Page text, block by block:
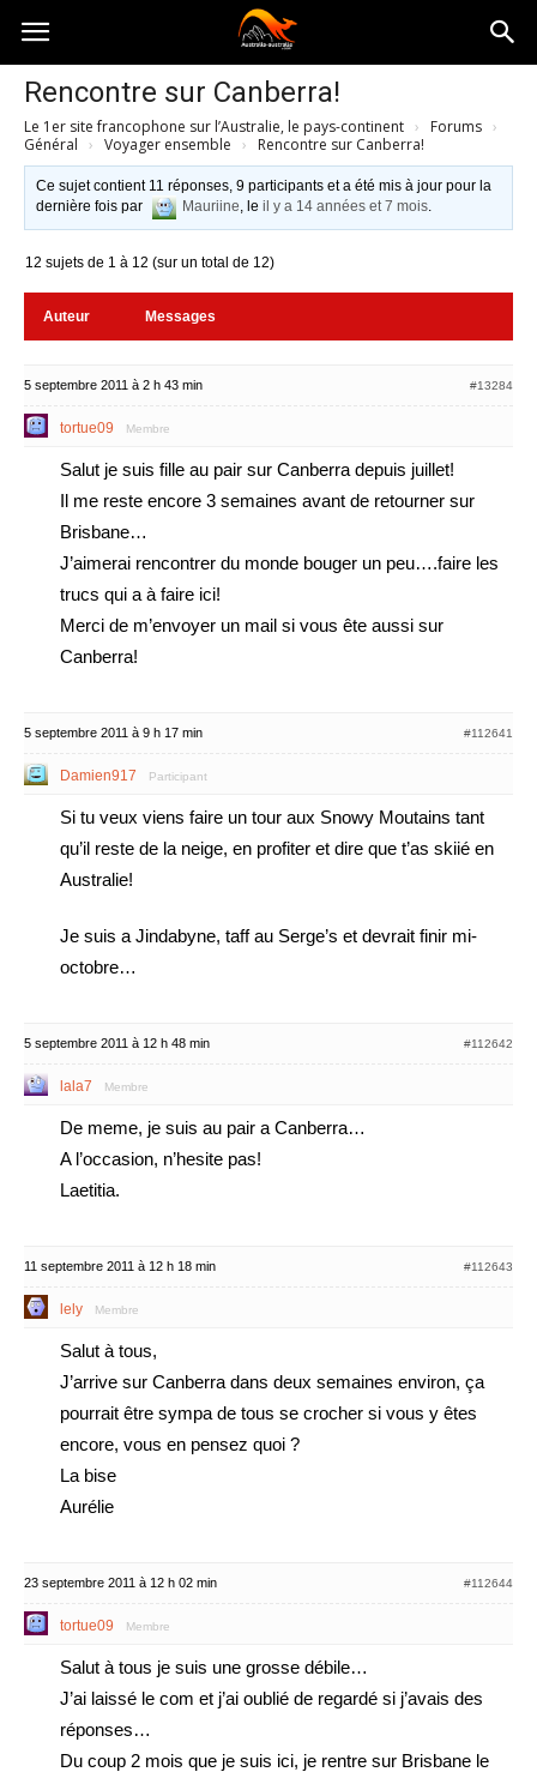
Australia-
australie.com
Rencontre sur Canberra!
Le 1er site francophone sur l’Australie, le pays-continent › Forums ›
Général › Voyager ensemble › Rencontre sur Canberra!
Ce sujet contient 11 réponses, 9 participants et a été mis à jour pour la
dernière fois par
Mauriine, leil y a 14 années et 7 mois.
12 sujets de 1 à 12 (sur un total de 12)
Auteur Messages
5 septembre 2011 à 2 h 43 min #13284
tortue09 Membre
Salut je suis fille au pair sur Canberra depuis juillet!
Il me reste encore 3 semaines avant de retourner sur
Brisbane…
J’aimerai rencontrer du monde bouger un peu….faire les
trucs qui a à faire ici!
Merci de m’envoyer un mail si vous ête aussi sur
Canberra!
5 septembre 2011 à 9 h 17 min #112641
Damien917 Participant
Si tu veux viens faire un tour aux Snowy Moutains tant
qu’il reste de la neige, en profiter et dire que t’as skiié en
Australie!
Je suis a Jindabyne, taff au Serge’s et devrait finir mi-
octobre…
5 septembre 2011 à 12 h 48 min #112642
lala7 Membre
De meme, je suis au pair a Canberra…
A l’occasion, n’hesite pas!
Laetitia.
11 septembre 2011 à 12 h 18 min #112643
lely Membre
Salut à tous,
J’arrive sur Canberra dans deux semaines environ, ça
pourrait être sympa de tous se crocher si vous y êtes
encore, vous en pensez quoi ?
La bise
Aurélie
23 septembre 2011 à 12 h 02 min #112644
tortue09 Membre
Salut à tous je suis une grosse débile…
J’ai laissé le com et j’ai oublié de regardé si j’avais des
réponses…
Du coup 2 mois que je suis ici, je rentre sur Brisbane le